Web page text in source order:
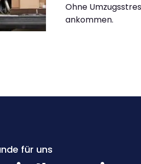
Ohne
ankommen.
für uns